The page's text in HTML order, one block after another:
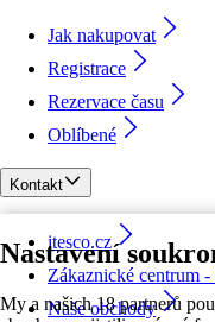
Nastavení
My a našich 18 partnerů
Jak nakupovat
Registrace
Rezervace času
Oblíbené
Kontakt
itesco.cz
Zákaznické centrum
Naše obchody